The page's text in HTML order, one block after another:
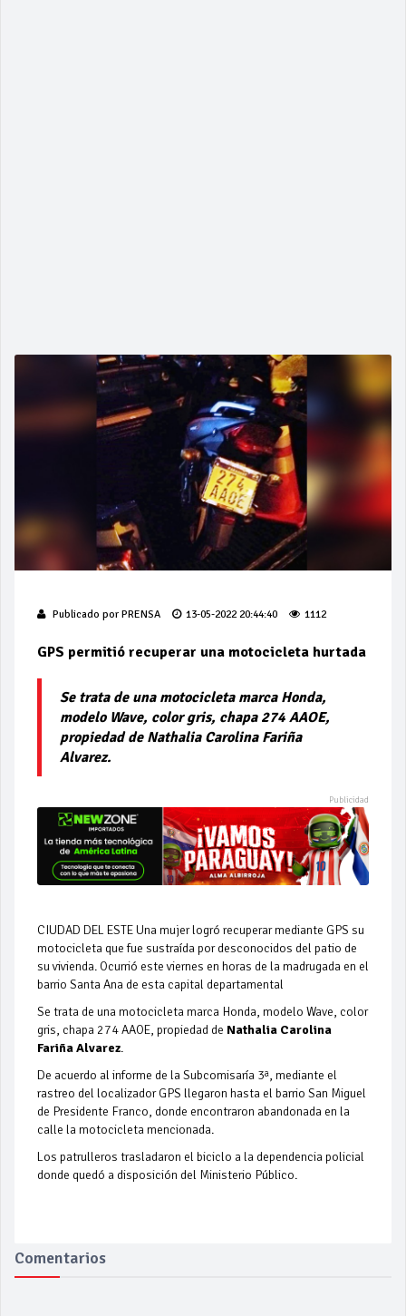
Publicado por PRENSA 13-05-2022 20:44:40 1112
GPS permitió recuperar una motocicleta hurtada
Se trata de una motocicleta marca Honda,
modelo Wave, color gris, chapa 274 AAOE,
propiedad de Nathalia Carolina Fariña
Alvarez.
CIUDAD DEL ESTE Una mujer logró recuperar mediante GPS su
motocicleta que fue sustraída por desconocidos del patio de
su vivienda. Ocurrió este viernes en horas de la madrugada en el
barrio Santa Ana de esta capital departamental
Se trata de una motocicleta marca Honda, modelo Wave, color
gris, chapa 274 AAOE, propiedad de Nathalia Carolina
Fariña Alvarez.
De acuerdo al informe de la Subcomisaría 3ª, mediante el
rastreo del localizador GPS llegaron hasta el barrio San Miguel
de Presidente Franco, donde encontraron abandonada en la
calle la motocicleta mencionada.
Los patrulleros trasladaron el biciclo a la dependencia policial
donde quedó a disposición del Ministerio Público.
Comentarios